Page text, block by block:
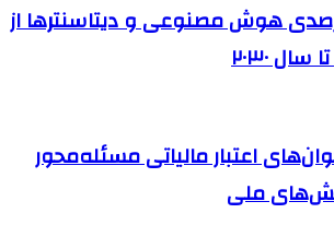
۳۲ درصدی هوش مصنوعی و دیتاسنترها از
۲۰۳۰
اعتبار مالیاتی مسئله‌محور
ملی